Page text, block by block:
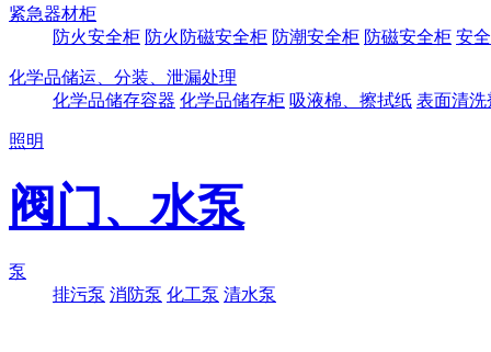
紧急器材柜
防火安全柜 防火防磁安全柜 防潮安全柜 防磁安全柜 安
化学品储运、分装、泄漏处理
化学品储存容器 化学品储存柜 吸液棉、擦拭纸 表面清洗
照明
阀门、水泵
泵
排污泵 消防泵 化工泵 清水泵